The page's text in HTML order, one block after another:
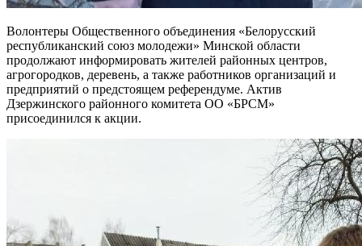
Волонтеры Общественного объединения «Белорусский
республиканский союз молодежи» Минской области
продолжают информировать жителей районных центров,
агрогородков, деревень, а также работников организаций и
предприятий о предстоящем референдуме. Актив
Дзержинского районного комитета ОО «БРСМ»
присоединился к акции.